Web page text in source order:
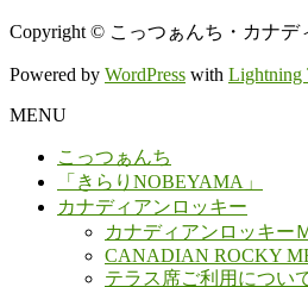
Copyright © こっつぁんち・カナデ
Powered by WordPress with Lightning
MENU
こっつぁんち
「きらりNOBEYAMA」
カナディアンロッキー
カナディアンロッキー
CANADIAN ROCKY
テラス席ご利用につい